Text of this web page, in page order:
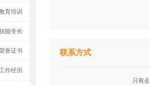
育培训
能专长
誉证书
作经历
联系方式
只有